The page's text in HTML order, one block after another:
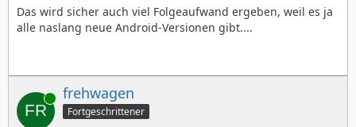
Das wird sicher auch viel Folgeaufwand ergeben, weil es ja
alle naslang neue Android-Versionen gibt....
Online frehwagen
Fortgeschrittener